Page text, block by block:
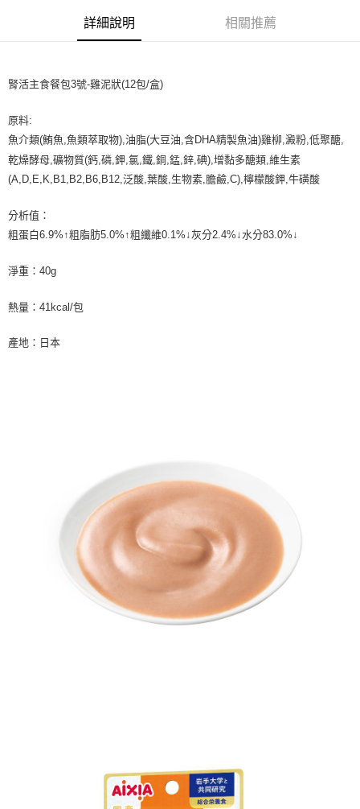
【「AFTEE先享後付」結帳流程】
２．訂單成立數日內，您將收到繳費通知簡訊。
ATM／網路銀行／等多元方式進行付款，方視為交易完成。
※ 請注意：結帳手續完成當下不需立刻繳費，但若您需要取消訂單，請聯絡
購買商品的店家。未經商家同意取消之訂單仍視為有效，需透過AFTEE先享
後付繳納相關費用。
是否繳費成功／繳費後需取消欲退款等相關疑問，請聯繫「AFTEE先享後付
【注意事項】
１．透過由恩沛科技股份有限公司提供之「AFTEE先享後付」服務完成之交
權轉讓予恩沛科技股份有限公司。
https://aftee.tw/terms/#terms3
３．未成年的使用者請事先徵得法定代理人或監護人之同意方可使用
任。
每筆NT$70，滿NT$999(含以上)免運費
每筆NT$60，滿NT$999(含以上)免運費
7-11取貨付款
每筆NT$70，滿NT$1,111(含以上)免運費
宅配
詳細說明 相關推薦
腎活主食餐包3號-雞泥狀(12包/盒)
原料:
魚介類(鮪魚 魚類萃取物), 油脂(大豆油 含DHA精製魚油)雞柳 澱粉 低聚醣
乾燥酵母 礦物質(鈣 磷 鉀 氯 鐵 銅 錳 鋅 碘), 增黏多醣類 維生素
(A,D,E,K,B1,B2,B6,B12, 泛酸 葉酸 生物素 膽鹼 ,C), 檸檬酸鉀 牛磺酸
分析值：
粗蛋白6.9%↑粗脂肪5.0%↑粗纖維0.1%↓灰分2.4%↓水分83.0%↓
淨重：40g
熱量：41kcal/包
產地：日本